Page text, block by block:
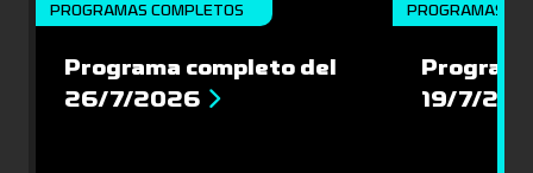
PROGRAMAS COMPLETOS
Programa completo del
26/7/2026
PROGRAMAS
19/7/